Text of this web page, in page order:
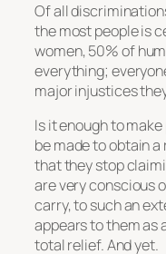
Of all
the most people is
women, 50% of
everything;
major injustices
Is it enough to
be made to obtain
that they stop
are very conscious
carry, to such an
appears to them as
total relief. And yet.